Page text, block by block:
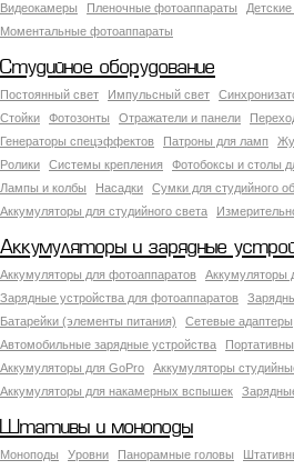
Видеокамеры
Пленочные фотоаппараты
Моментальные фотоаппараты
Студийное оборудование
Постоянный свет Импульсный свет
Стойки
Фотозонты Отражатели и панели
Генераторы спецэффектов
Патроны для ламп
Ролики
Системы крепления
Фотобоксы и столы
Лампы и колбы
Насадки
Сумки для студийного
Аккумуляторы для студийного света
Аккумуляторы и зарядные
Аккумуляторы для фотоаппаратов
Аккумуляторы
Зарядные устройства для фотоаппаратов
Батарейки (элементы питания)
Сетевые адаптеры
Автомобильные зарядные устройства
Аккумуляторы для GoPro
Аккумуляторы
Аккумуляторы для накамерных вспышек
Штативы и моноподы
Моноподы Уровни Панорамные головы